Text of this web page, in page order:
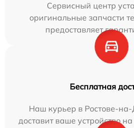
Сервисный центр
оригинальные запчасти
предоставляет
Бесплатная
Наш курьер в Ростове-
доставит ваше устройство